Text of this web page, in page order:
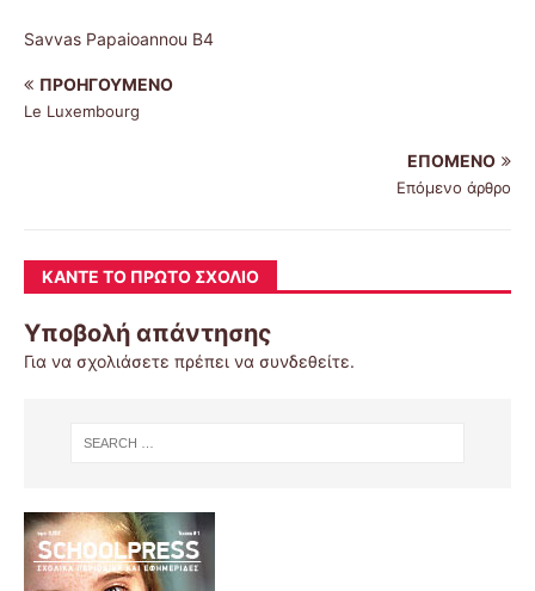
Savvas Papaioannou B4
ΠΡΟΗΓΟΎΜΕΝΟ
Le Luxembourg
ΕΠΌΜΕΝΟ
Επόμενο άρθρο
ΚΆΝΤΕ ΤΟ ΠΡΏΤΟ ΣΧΌΛΙΟ
Υποβολή απάντησης
Για να σχολιάσετε πρέπει να συνδεθείτε.